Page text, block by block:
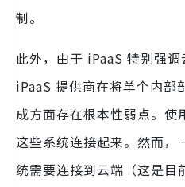
制。
此外，由于 iPaaS 特别强
iPaaS 提供商在将单个内部
成方面存在根本性弱点。使
这些系统连接起来。然而，
统需要连接到云端（这是目